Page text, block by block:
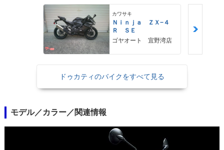
カワサキ
Ｎｉｎｊａ ＺＸ−４
Ｒ ＳＥ
ゴヤオート 宜野湾店
ドゥカティのバイクをすべて見る
モデル／カラー／関連情報